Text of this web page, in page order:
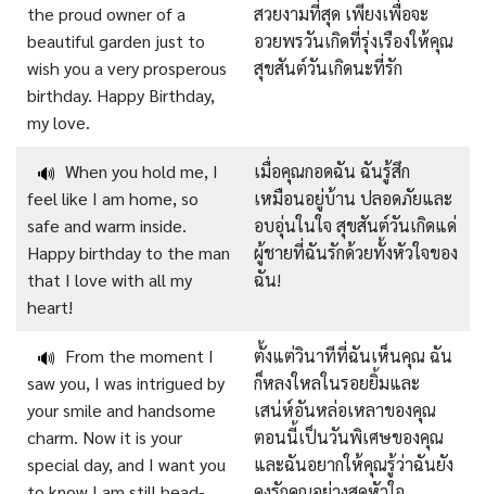
the proud owner of a
beautiful garden just to
wish you a very prosperous
birthday. Happy Birthday,
my love.
สวยงามที่สุด เพียงเพื่อจะ
อวยพรวันเกิดที่รุ่งเรืองให้คุณ
สุขสันต์วันเกิดนะที่รัก
🔊 When you hold me, I
feel like I am home, so
safe and warm inside.
Happy birthday to the man
that I love with all my
heart!
เมื่อคุณกอดฉัน ฉันรู้สึก
เหมือนอยู่บ้าน ปลอดภัยและ
อบอุ่นในใจ สุขสันต์วันเกิดแด่
ผู้ชายที่ฉันรักด้วยทั้งหัวใจของ
ฉัน!
🔊 From the moment I
saw you, I was intrigued by
your smile and handsome
charm. Now it is your
special day, and I want you
ตั้งแต่วินาทีที่ฉันเห็นคุณ ฉัน
ก็หลงใหลในรอยยิ้มและ
เสน่ห์อันหล่อเหลาของคุณ
ตอนนี้เป็นวันพิเศษของคุณ
และฉันอยากให้คุณรู้ว่าฉันยัง